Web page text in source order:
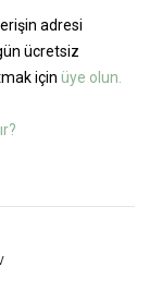
adresi
ücretsiz
için üye olun.